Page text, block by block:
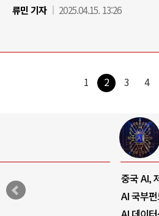
류민 기자
2025.04.15. 13:26
1 2 3 4
중국 AI, 저가 공세로 글로벌 토큰 시..
AI 국부펀드 구상 놓고 미국 진보진영 ..